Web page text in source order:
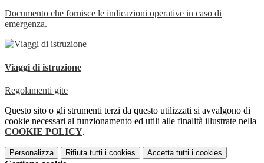
Documento che fornisce le indicazioni operative in caso di
emergenza.
Viaggi di istruzione
Regolamenti gite
Questo sito o gli strumenti terzi da questo utilizzati si avvalgono di
cookie necessari al funzionamento ed utili alle finalità illustrate nella
COOKIE POLICY.
Personalizza Rifiuta tutti i cookies Accetta tutti i cookies